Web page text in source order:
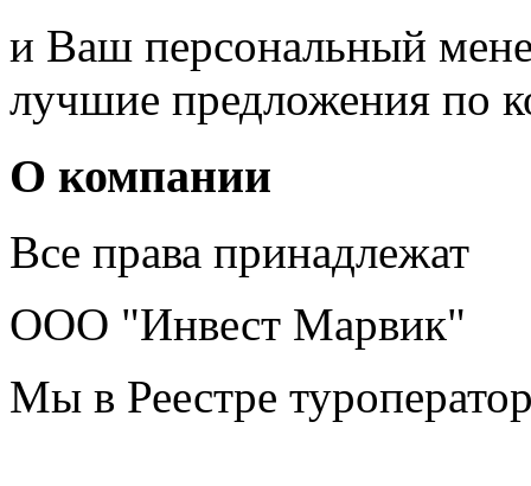
и Ваш персональный
лучшие предложения по
О компании
Все права принадлежат
ООО "Инвест Марвик"
Мы в Реестре